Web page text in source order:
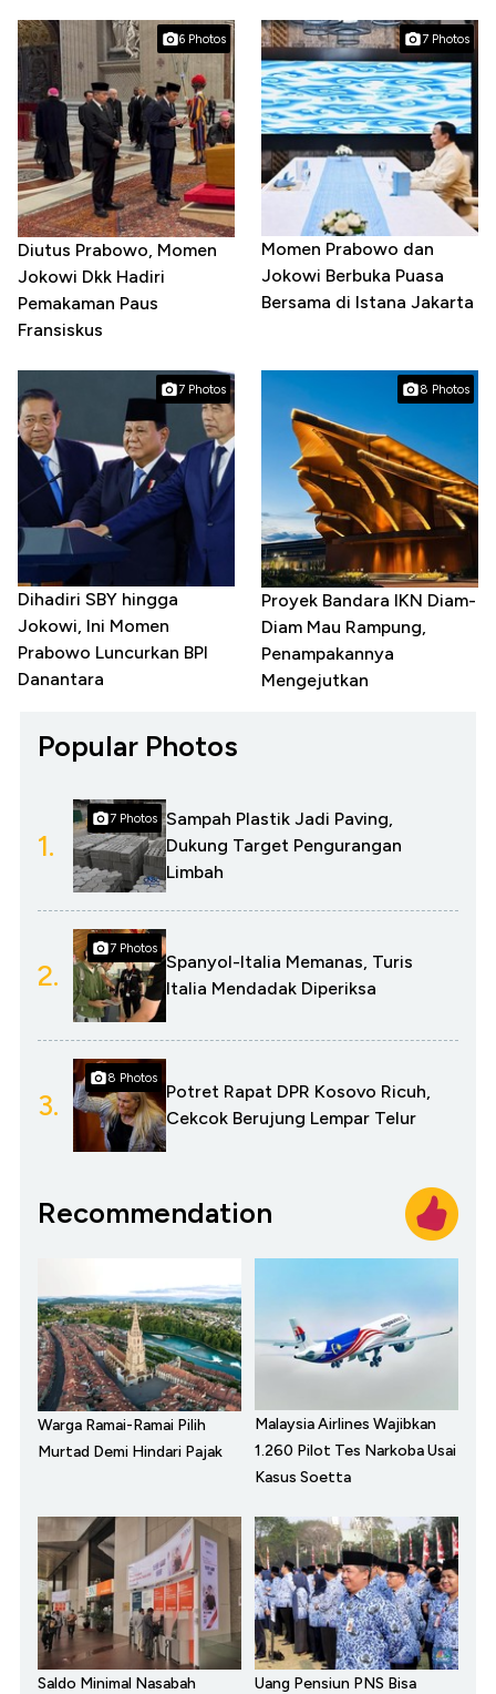
6 Photos
Diutus Prabowo, Momen
Jokowi Dkk Hadiri
Pemakaman Paus
Fransiskus
7 Photos
Momen Prabowo dan
Jokowi Berbuka Puasa
Bersama di Istana Jakarta
7 Photos
Dihadiri SBY hingga
Jokowi, Ini Momen
Prabowo Luncurkan BPI
Danantara
8 Photos
Proyek Bandara IKN Diam-
Diam Mau Rampung,
Penampakannya
Mengejutkan
Popular Photos
1.
7 Photos
Sampah Plastik Jadi Paving,
Dukung Target Pengurangan
Limbah
2.
7 Photos
Spanyol-Italia Memanas, Turis
Italia Mendadak Diperiksa
3.
8 Photos
Potret Rapat DPR Kosovo Ricuh,
Cekcok Berujung Lempar Telur
Recommendation
Warga Ramai-Ramai Pilih
Murtad Demi Hindari Pajak
Malaysia Airlines Wajibkan
1.260 Pilot Tes Narkoba Usai
Kasus Soetta
Saldo Minimal Nasabah
Uang Pensiun PNS Bisa